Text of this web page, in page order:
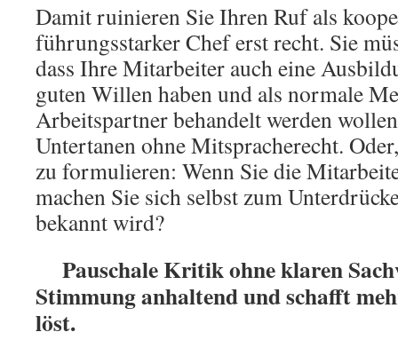
Damit ruinieren Sie Ihren Ruf als
führungsstarker Chef erst recht. Sie
dass Ihre Mitarbeiter auch eine
guten Willen haben und als normale
Arbeitspartner behandelt werden
Untertanen ohne Mitspracherecht.
zu formulieren: Wenn Sie die
machen Sie sich selbst zum
bekannt wird?
Pauschale Kritik ohne klaren
Stimmung anhaltend und schafft
löst.